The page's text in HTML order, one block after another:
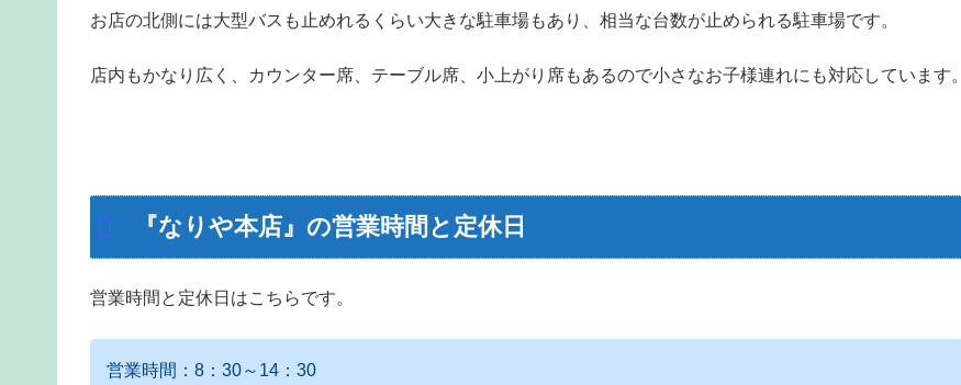
お店の北側には大型バスも止めれるくらい大きな駐車場もあり、相当な台数が止められる駐車場です。
店内もかなり広く、カウンター席、テーブル席、小上がり席もあるので小さなお子様連れにも対応しています。
『なりや本店』の営業時間と定休日
営業時間と定休日はこちらです。
営業時間：8：30～14：30